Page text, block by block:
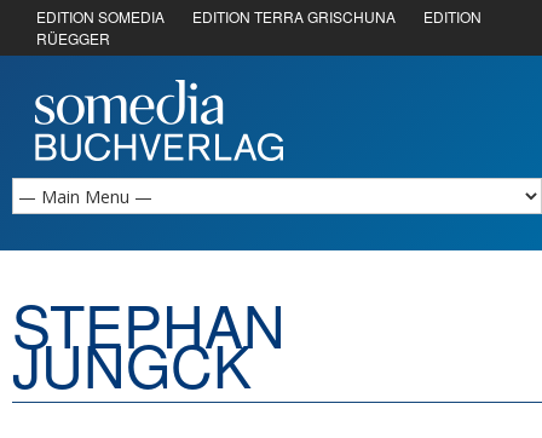
EDITION SOMEDIA EDITION TERRA GRISCHUNA
EDITION
RÜEGGER
STEPHAN
JUNGCK